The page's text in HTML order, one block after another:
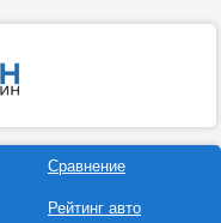
Сравнение
Рейтинг авто